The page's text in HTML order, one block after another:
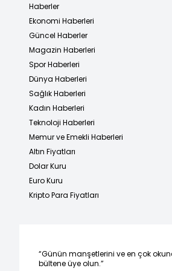
Haberler
Ekonomi Haberleri
Güncel Haberler
Magazin Haberleri
Spor Haberleri
Dünya Haberleri
Sağlık Haberleri
Kadın Haberleri
Teknoloji Haberleri
Memur ve Emekli Haberleri
Altın Fiyatları
Dolar Kuru
Euro Kuru
Kripto Para Fiyatları
“Günün manşetlerini ve en çok
bültene üye olun.”